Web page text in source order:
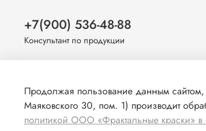
+7(900) 536-48-88
Консультант по продукции
Продолжая пользование данным
Маяковского 30, пом. 1) производит
политикой ООО «Фрактальные краски»